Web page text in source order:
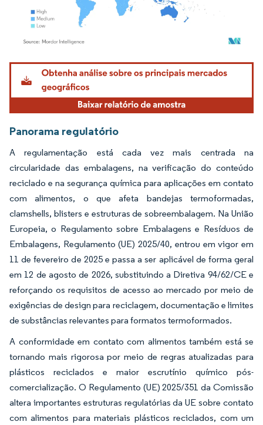
Imagem © Mordor Intelligence. O reuso requer atribuição conforme CC BY 4.0.
Panorama regulatório
A regulamentação está cada vez mais centrada na
circularidade das embalagens, na verificação do conteúdo
reciclado e na segurança química para aplicações em contato
com alimentos, o que afeta bandejas termoformadas,
clamshells, blisters e estruturas de sobreembalagem. Na União
Europeia, o Regulamento sobre Embalagens e Resíduos de
Embalagens, Regulamento (UE) 2025/40, entrou em vigor em
11 de fevereiro de 2025 e passa a ser aplicável de forma geral
em 12 de agosto de 2026, substituindo a Diretiva 94/62/CE e
reforçando os requisitos de acesso ao mercado por meio de
exigências de design para reciclagem, documentação e limites
de substâncias relevantes para formatos termoformados.
A conformidade em contato com alimentos também está se
tornando mais rigorosa por meio de regras atualizadas para
plásticos reciclados e maior escrutínio químico pós-
comercialização. O Regulamento (UE) 2025/351 da Comissão
altera importantes estruturas regulatórias da UE sobre contato
com alimentos para materiais plásticos reciclados, com um